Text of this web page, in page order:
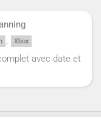
, Xbox
avec date et